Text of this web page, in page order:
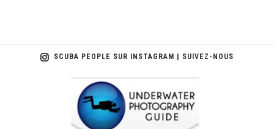
SCUBA PEOPLE SUR INSTAGRAM | SUIVEZ-NOUS
scuba_people_magazine